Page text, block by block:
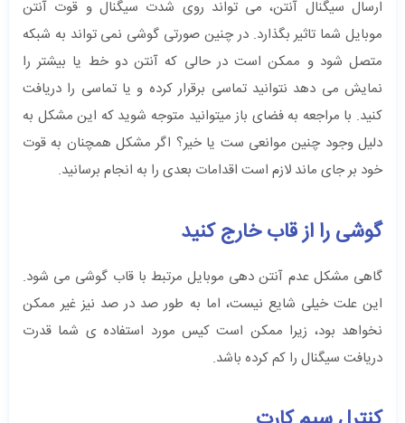
ارسال سیگنال آنتن، می تواند روی شدت سیگنال و قوت آنتن
موبایل شما تاثیر بگذارد. در چنین صورتی گوشی نمی تواند به شبکه
متصل شود و ممکن است در حالی که آنتن دو خط یا بیشتر را
نمایش می دهد نتوانید تماسی برقرار کرده و یا تماسی را دریافت
کنید. با مراجعه به فضای باز میتوانید متوجه شوید که این مشکل به
دلیل وجود چنین موانعی ست یا خیر؟ اگر مشکل همچنان به قوت
خود بر جای ماند لازم است اقدامات بعدی را به انجام برسانید.
گوشی را از قاب خارج کنید
گاهی مشکل عدم آنتن دهی موبایل مرتبط با قاب گوشی می شود.
این علت خیلی شایع نیست، اما به طور صد در صد نیز غیر ممکن
نخواهد بود، زیرا ممکن است کیس مورد استفاده ی شما قدرت
دریافت سیگنال را کم کرده باشد.